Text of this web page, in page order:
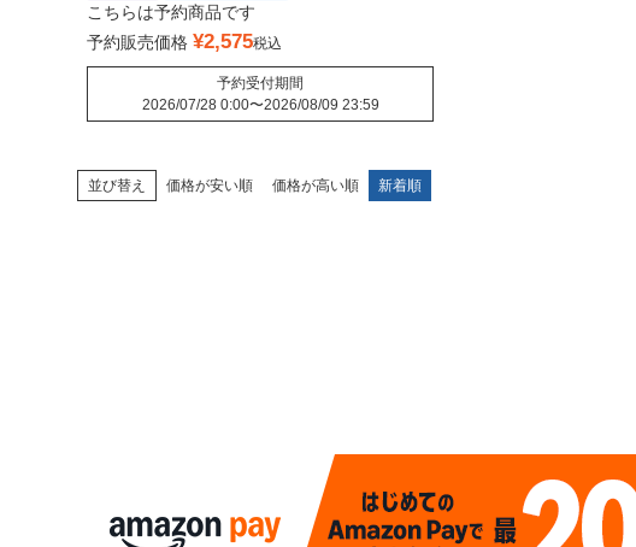
こちらは予約商品です
予約販売価格 ¥2,575税込
予約受付期間
2026/07/28 0:00〜2026/08/09 23:59
並び替え 価格が安い順 価格が高い順 新着順